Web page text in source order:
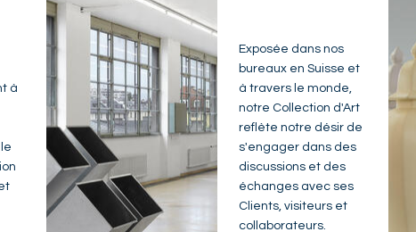
à
Exposée dans nos
bureaux en Suisse et
à travers le monde,
notre Collection d'Art
reflète notre désir de
s'engager dans des
discussions et des
échanges avec ses
Clients, visiteurs et
collaborateurs.